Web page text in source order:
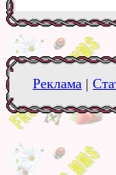
Реклама |